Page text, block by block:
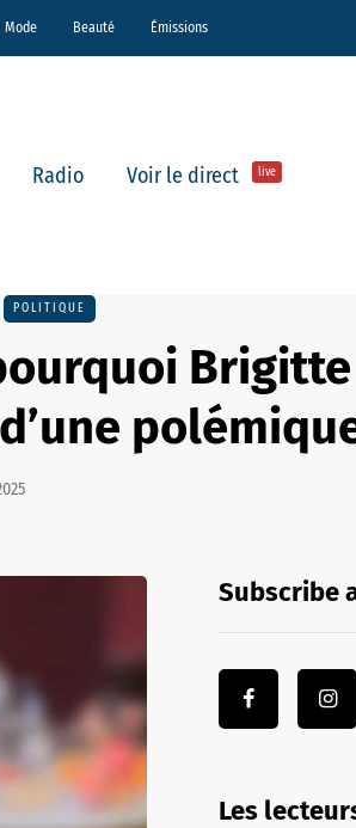
Mode Beauté Émissions
Radio Voir le direct live
POLITIQUE
Brigitte
Subscribe
Les